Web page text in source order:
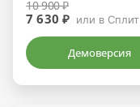
10 900 ₽
7 630 ₽ или в Сплит
Демоверсия